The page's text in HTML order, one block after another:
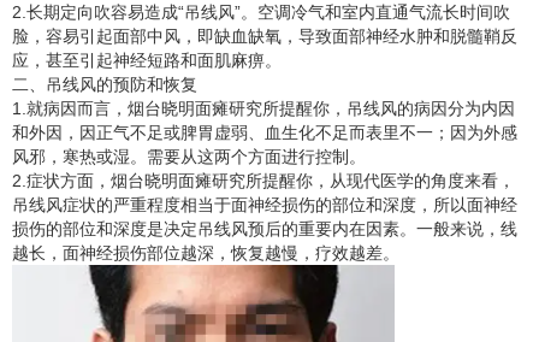
2.长期定向吹容易造成“吊线风”。空调冷气和室内直通气流长时间吹
脸，容易引起面部中风，即缺血缺氧，导致面部神经水肿和脱髓鞘反
应，甚至引起神经短路和面肌麻痹。
二、吊线风的预防和恢复
1.就病因而言，烟台晓明面瘫研究所提醒你，吊线风的病因分为内因
和外因，因正气不足或脾胃虚弱、血生化不足而表里不一；因为外感
风邪，寒热或湿。需要从这两个方面进行控制。
2.症状方面，烟台晓明面瘫研究所提醒你，从现代医学的角度来看，
吊线风症状的严重程度相当于面神经损伤的部位和深度，所以面神经
损伤的部位和深度是决定吊线风预后的重要内在因素。一般来说，线
越长，面神经损伤部位越深，恢复越慢，疗效越差。